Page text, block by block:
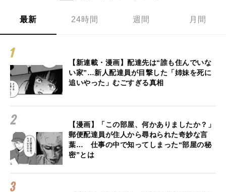
最新 24時間 週間 月間
【新連載・漫画】配達先は“誰も住んでいな
い家”…新人配達員が目撃した「姉妹を死に
追いやった」むごすぎる真相
【漫画】「この部屋、何かありましたか？」
郵便配達員が住人から尋ねられた奇妙な言
葉… 仕事の中で知ってしまった“部屋の秘
密”とは